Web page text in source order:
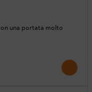
una portata molto